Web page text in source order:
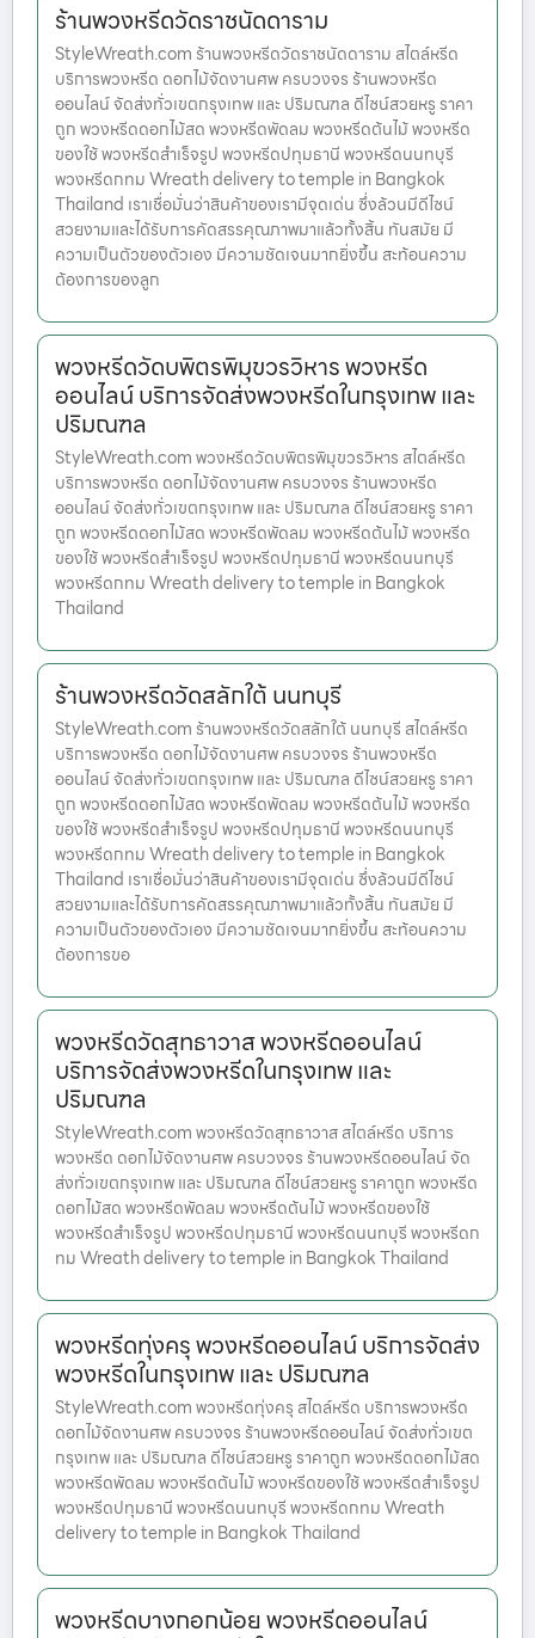
ร้านพวงหรีดวัดราชนัดดาราม
StyleWreath.com ร้านพวงหรีดวัดราชนัดดาราม สไตล์หรีด
บริการพวงหรีด ดอกไม้จัดงานศพ ครบวงจร ร้านพวงหรีด
ออนไลน์ จัดส่งทั่วเขตกรุงเทพ และ ปริมณฑล ดีไซน์สวยหรู ราคา
ถูก พวงหรีดดอกไม้สด พวงหรีดพัดลม พวงหรีดต้นไม้ พวงหรีด
ของใช้ พวงหรีดสำเร็จรูป พวงหรีดปทุมธานี พวงหรีดนนทบุรี
พวงหรีดกทม Wreath delivery to temple in Bangkok
Thailand เราเชื่อมั่นว่าสินค้าของเรามีจุดเด่น ซึ่งล้วนมีดีไซน์
สวยงามและได้รับการคัดสรรคุณภาพมาแล้วทั้งสิ้น ทันสมัย มี
ความเป็นตัวของตัวเอง มีความชัดเจนมากยิ่งขึ้น สะท้อนความ
ต้องการของลูก
พวงหรีดวัดบพิตรพิมุขวรวิหาร พวงหรีด
ออนไลน์ บริการจัดส่งพวงหรีดในกรุงเทพ และ
ปริมณฑล
StyleWreath.com พวงหรีดวัดบพิตรพิมุขวรวิหาร สไตล์หรีด
บริการพวงหรีด ดอกไม้จัดงานศพ ครบวงจร ร้านพวงหรีด
ออนไลน์ จัดส่งทั่วเขตกรุงเทพ และ ปริมณฑล ดีไซน์สวยหรู ราคา
ถูก พวงหรีดดอกไม้สด พวงหรีดพัดลม พวงหรีดต้นไม้ พวงหรีด
ของใช้ พวงหรีดสำเร็จรูป พวงหรีดปทุมธานี พวงหรีดนนทบุรี
พวงหรีดกทม Wreath delivery to temple in Bangkok
Thailand
ร้านพวงหรีดวัดสลักใต้ นนทบุรี
StyleWreath.com ร้านพวงหรีดวัดสลักใต้ นนทบุรี สไตล์หรีด
บริการพวงหรีด ดอกไม้จัดงานศพ ครบวงจร ร้านพวงหรีด
ออนไลน์ จัดส่งทั่วเขตกรุงเทพ และ ปริมณฑล ดีไซน์สวยหรู ราคา
ถูก พวงหรีดดอกไม้สด พวงหรีดพัดลม พวงหรีดต้นไม้ พวงหรีด
ของใช้ พวงหรีดสำเร็จรูป พวงหรีดปทุมธานี พวงหรีดนนทบุรี
พวงหรีดกทม Wreath delivery to temple in Bangkok
Thailand เราเชื่อมั่นว่าสินค้าของเรามีจุดเด่น ซึ่งล้วนมีดีไซน์
สวยงามและได้รับการคัดสรรคุณภาพมาแล้วทั้งสิ้น ทันสมัย มี
ความเป็นตัวของตัวเอง มีความชัดเจนมากยิ่งขึ้น สะท้อนความ
ต้องการขอ
พวงหรีดวัดสุทธาวาส พวงหรีดออนไลน์
บริการจัดส่งพวงหรีดในกรุงเทพ และ
ปริมณฑล
StyleWreath.com พวงหรีดวัดสุทธาวาส สไตล์หรีด บริการ
พวงหรีด ดอกไม้จัดงานศพ ครบวงจร ร้านพวงหรีดออนไลน์ จัด
ส่งทั่วเขตกรุงเทพ และ ปริมณฑล ดีไซน์สวยหรู ราคาถูก พวงหรีด
ดอกไม้สด พวงหรีดพัดลม พวงหรีดต้นไม้ พวงหรีดของใช้
พวงหรีดสำเร็จรูป พวงหรีดปทุมธานี พวงหรีดนนทบุรี พวงหรีดก
ทม Wreath delivery to temple in Bangkok Thailand
พวงหรีดทุ่งครุ พวงหรีดออนไลน์ บริการจัดส่ง
พวงหรีดในกรุงเทพ และ ปริมณฑล
StyleWreath.com พวงหรีดทุ่งครุ สไตล์หรีด บริการพวงหรีด
ดอกไม้จัดงานศพ ครบวงจร ร้านพวงหรีดออนไลน์ จัดส่งทั่วเขต
กรุงเทพ และ ปริมณฑล ดีไซน์สวยหรู ราคาถูก พวงหรีดดอกไม้สด
พวงหรีดพัดลม พวงหรีดต้นไม้ พวงหรีดของใช้ พวงหรีดสำเร็จรูป
พวงหรีดปทุมธานี พวงหรีดนนทบุรี พวงหรีดกทม Wreath
delivery to temple in Bangkok Thailand
พวงหรีดบางกอกน้อย พวงหรีดออนไลน์